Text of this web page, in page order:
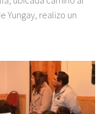
Yungay, realizo un